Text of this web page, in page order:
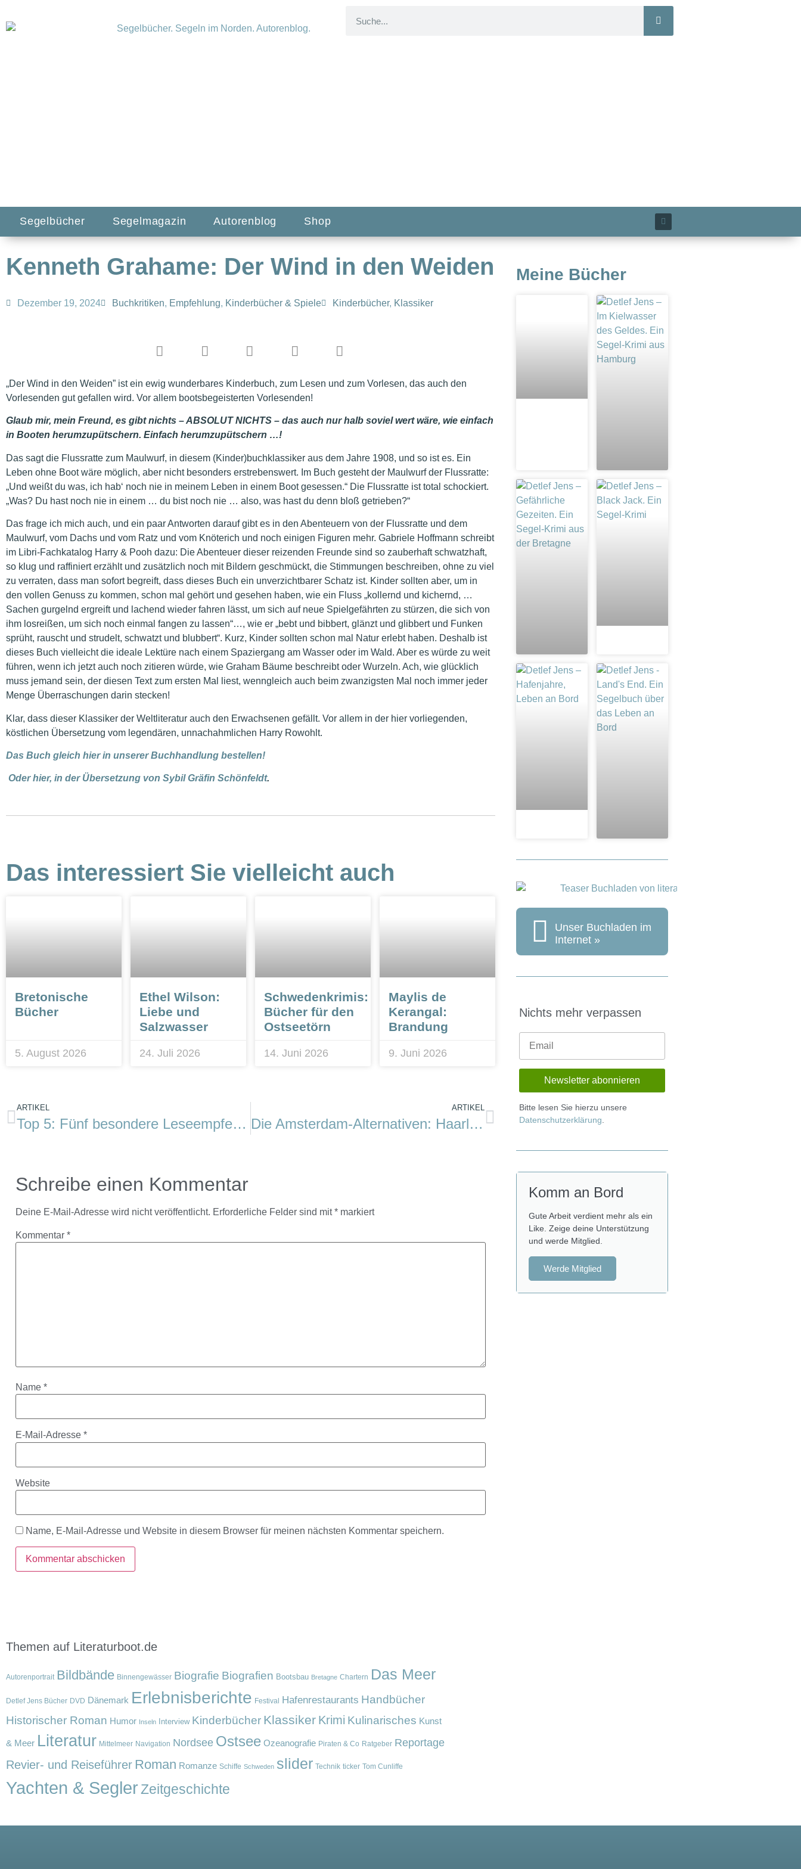
Segelbücher Segelmagazin Autorenblog Shop
Kenneth Grahame: Der Wind in den Weiden
Dezember 19, 2024 Buchkritiken, Empfehlung, Kinderbücher & Spiele Kinderbücher, Klassiker
„Der Wind in den Weiden” ist ein ewig wunderbares Kinderbuch, zum Lesen und zum Vorlesen, das auch den
Vorlesenden gut gefallen wird. Vor allem bootsbegeisterten Vorlesenden!
Glaub mir, mein Freund, es gibt nichts – ABSOLUT NICHTS – das auch nur halb soviel wert wäre, wie einfach
in Booten herumzupütschern. Einfach herumzupütschern …!
Das sagt die Flussratte zum Maulwurf, in diesem (Kinder)buchklassiker aus dem Jahre 1908, und so ist es. Ein
Leben ohne Boot wäre möglich, aber nicht besonders erstrebenswert. Im Buch gesteht der Maulwurf der Flussratte:
„Und weißt du was, ich hab‘ noch nie in meinem Leben in einem Boot gesessen.“ Die Flussratte ist total schockiert.
„Was? Du hast noch nie in einem … du bist noch nie … also, was hast du denn bloß getrieben?“
Das frage ich mich auch, und ein paar Antworten darauf gibt es in den Abenteuern von der Flussratte und dem
Maulwurf, vom Dachs und vom Ratz und vom Knöterich und noch einigen Figuren mehr. Gabriele Hoffmann schreibt
im Libri-Fachkatalog Harry & Pooh dazu: Die Abenteuer dieser reizenden Freunde sind so zauberhaft schwatzhaft,
so klug und raffiniert erzählt und zusätzlich noch mit Bildern geschmückt, die Stimmungen beschreiben, ohne zu viel
zu verraten, dass man sofort begreift, dass dieses Buch ein unverzichtbarer Schatz ist. Kinder sollten aber, um in
den vollen Genuss zu kommen, schon mal gehört und gesehen haben, wie ein Fluss „kollernd und kichernd, …
Sachen gurgelnd ergreift und lachend wieder fahren lässt, um sich auf neue Spielgefährten zu stürzen, die sich von
ihm losreißen, um sich noch einmal fangen zu lassen“…, wie er „bebt und bibbert, glänzt und glibbert und Funken
sprüht, rauscht und strudelt, schwatzt und blubbert“. Kurz, Kinder sollten schon mal Natur erlebt haben. Deshalb ist
dieses Buch vielleicht die ideale Lektüre nach einem Spaziergang am Wasser oder im Wald. Aber es würde zu weit
führen, wenn ich jetzt auch noch zitieren würde, wie Graham Bäume beschreibt oder Wurzeln. Ach, wie glücklich
muss jemand sein, der diesen Text zum ersten Mal liest, wenngleich auch beim zwanzigsten Mal noch immer jeder
Menge Überraschungen darin stecken!
Klar, dass dieser Klassiker der Weltliteratur auch den Erwachsenen gefällt. Vor allem in der hier vorliegenden,
köstlichen Übersetzung vom legendären, unnachahmlichen Harry Rowohlt.
Das Buch gleich hier in unserer Buchhandlung bestellen!
Oder hier, in der Übersetzung von Sybil Gräfin Schönfeldt.
Das interessiert Sie vielleicht auch
Bretonische
Bücher
5. August 2026
Ethel Wilson:
Liebe und
Salzwasser
24. Juli 2026
Schwedenkrimis:
Bücher für den
Ostseetörn
14. Juni 2026
Maylis de
Kerangal:
Brandung
9. Juni 2026
ARTIKEL
Top 5: Fünf besondere Leseempfehlungen für kuschelige Winterabende
ARTIKEL
Die Amsterdam-Alternativen: Haarlem und Hoorn
Schreibe einen Kommentar
Deine E-Mail-Adresse wird nicht veröffentlicht. Erforderliche Felder sind mit* markiert
Kommentar *
Name *
E-Mail-Adresse *
Website
Name, E-Mail-Adresse und Website in diesem Browser für meinen nächsten Kommentar speichern.
Meine Bücher
Unser Buchladen im
Internet »
Nichts mehr verpassen
Bitte lesen Sie hierzu unsere
Datenschutzerklärung
Komm an Bord
Gute Arbeit verdient mehr als ein
Like. Zeige deine Unterstützung
und werde Mitglied.
Werde Mitglied
Themen auf Literaturboot.de
Autorenportrait Bildbände Binnengewässer Biografie Biografien Bootsbau Bretagne Chartern Das Meer
Detlef Jens Bücher DVD Dänemark Erlebnisberichte Festival Hafenrestaurants Handbücher
Historischer Roman Humor Inseln Interview Kinderbücher Klassiker Krimi Kulinarisches Kunst
& Meer Literatur Mittelmeer Navigation Nordsee Ostsee Ozeanografie Piraten & Co Ratgeber Reportage
Revier- und Reiseführer Roman Romanze Schiffe Schweden slider Technik ticker Tom Cunliffe
Yachten & SeglerZeitgeschichte